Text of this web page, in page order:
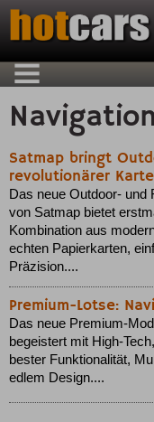
Satmap bringt
revolutionärer
Das neue Outdoor- und
von Satmap bietet
Kombination aus
echten Papierkarten,
Präzision....
Premium-Lotse:
Das neue Premium-
begeistert mit High-
bester Funktionalität,
edlem Design....